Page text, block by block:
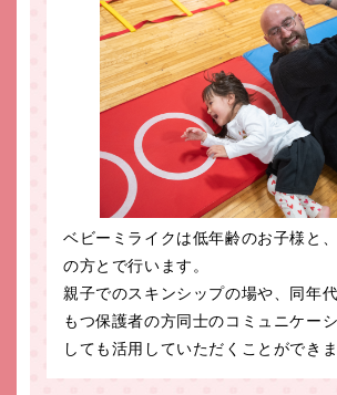
ベビーミライクは低年齢のお子様と
の方とで行います。
親子でのスキンシップの場や、同年
もつ保護者の方同士のコミュニケー
しても活用していただくことができま